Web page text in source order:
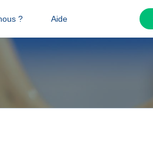
? Aide